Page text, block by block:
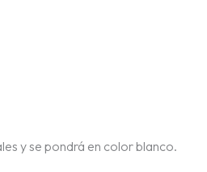
y se pondrá en color blanco.